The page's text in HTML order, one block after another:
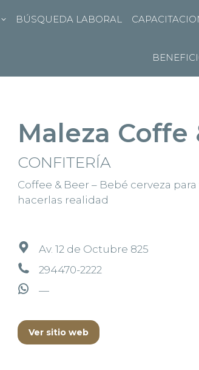
BÚSQUEDA LABORAL
Maleza Coffe
CONFITERÍA
Coffee & Beer – Bebé cerveza
hacerlas realidad
Av. 12 de Octubre 825
294470-2222
—
Ver sitio web